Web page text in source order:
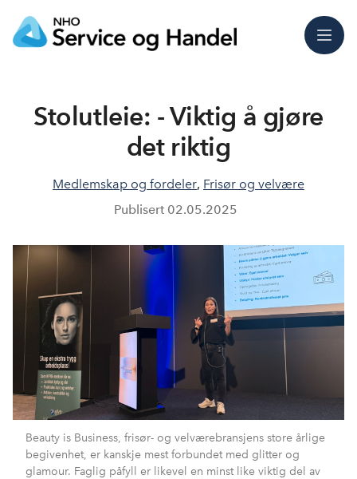
Meny
Stolutleie: - Viktig å gjøre
det riktig
Medlemskap og fordeler, Frisør og velvære
Publisert 02.05.2025
Beauty is Business, frisør- og velværebransjens store årlige
begivenhet, er kanskje mest forbundet med glitter og
glamour. Faglig påfyll er likevel en minst like viktig del av